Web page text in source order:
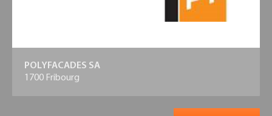
POLYFACADES SA
1700 Fribourg